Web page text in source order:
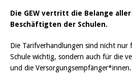
Die GEW vertritt die Belange
Beschäftigten der Schulen.
Die Tarifverhandlungen sind nicht nur
Schule wichtig, sondern auch für die
und die Versorgungsempfänger*innen.